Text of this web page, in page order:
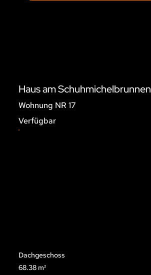
Haus am Schuhmichelbrunnen
Wohnung NR 17
Verfügbar
Dachgeschoss
68.38 m²